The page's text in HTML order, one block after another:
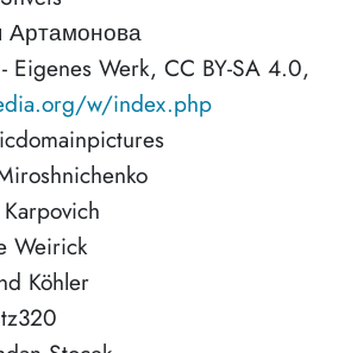
Артамонова
Werk, CC BY-SA 4.0,
w/index.php
Weirick
Köhler